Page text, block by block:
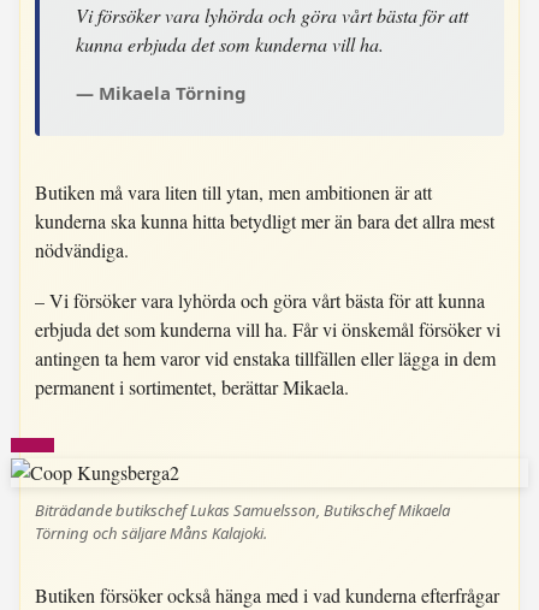
Vi försöker vara lyhörda och göra vårt bästa för att
kunna erbjuda det som kunderna vill ha.
Mikaela Törning
Butiken må vara liten till ytan, men ambitionen är att
kunderna ska kunna hitta betydligt mer än bara det allra mest
nödvändiga.
– Vi försöker vara lyhörda och göra vårt bästa för att kunna
erbjuda det som kunderna vill ha. Får vi önskemål försöker vi
antingen ta hem varor vid enstaka tillfällen eller lägga in dem
permanent i sortimentet, berättar Mikaela.
Biträdande butikschef Lukas Samuelsson, Butikschef Mikaela
Törning och säljare Måns Kalajoki.
Butiken försöker också hänga med i vad kunderna efterfrågar